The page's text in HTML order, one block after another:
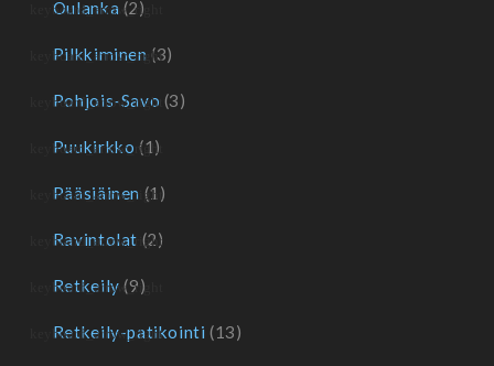
Oulanka (2)
Pilkkiminen (3)
Pohjois-Savo (3)
Puukirkko (1)
Pääsiäinen (1)
Ravintolat (2)
Retkeily (9)
Retkeily-patikointi (13)